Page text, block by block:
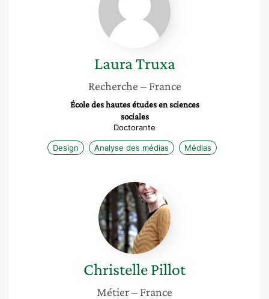
LauraTruxa
Recherche – France
École des hautes études en sciences
sociales
Doctorante
Design Analyse des médias Médias
Christelle
Pillot
ChristellePillot
Métier– France